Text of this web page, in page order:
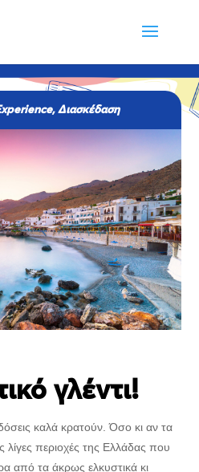
, Διασκέδαση
γλέντι!
καλά κρατούν. Όσο κι αν τα
λίγες περιοχές της Ελλάδας που
από τα άκρως ελκυστικά κι